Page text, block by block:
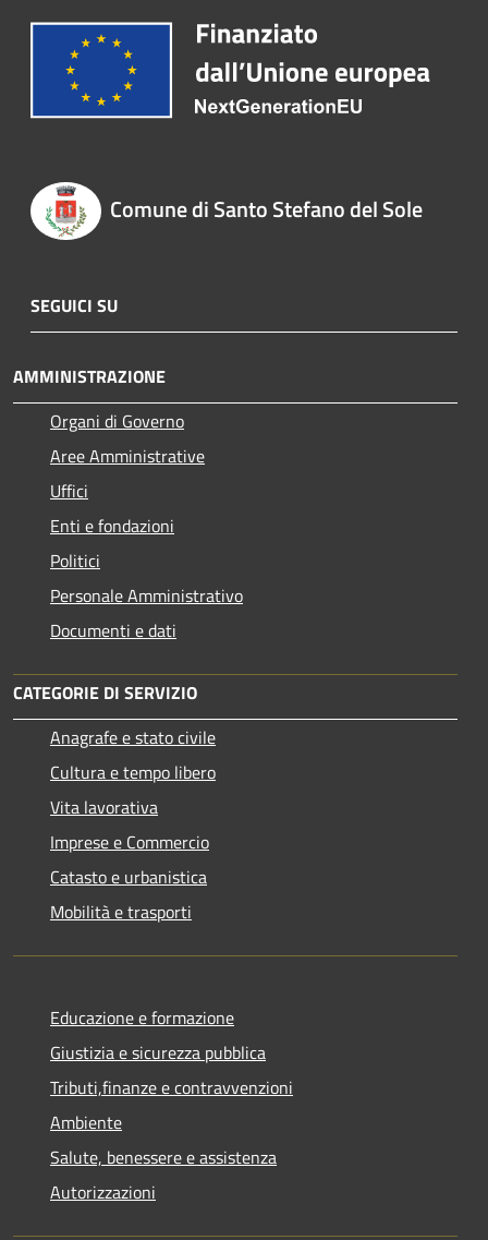
Comune di Santo Stefano del Sole
SEGUICI SU
AMMINISTRAZIONE
Organi di Governo
Aree Amministrative
Uffici
Enti e fondazioni
Politici
Personale Amministrativo
Documenti e dati
CATEGORIE DI SERVIZIO
Anagrafe e stato civile
Cultura e tempo libero
Vita lavorativa
Imprese e Commercio
Catasto e urbanistica
Mobilità e trasporti
Educazione e formazione
Giustizia e sicurezza pubblica
Tributi,finanze e contravvenzioni
Ambiente
Salute, benessere e assistenza
Autorizzazioni